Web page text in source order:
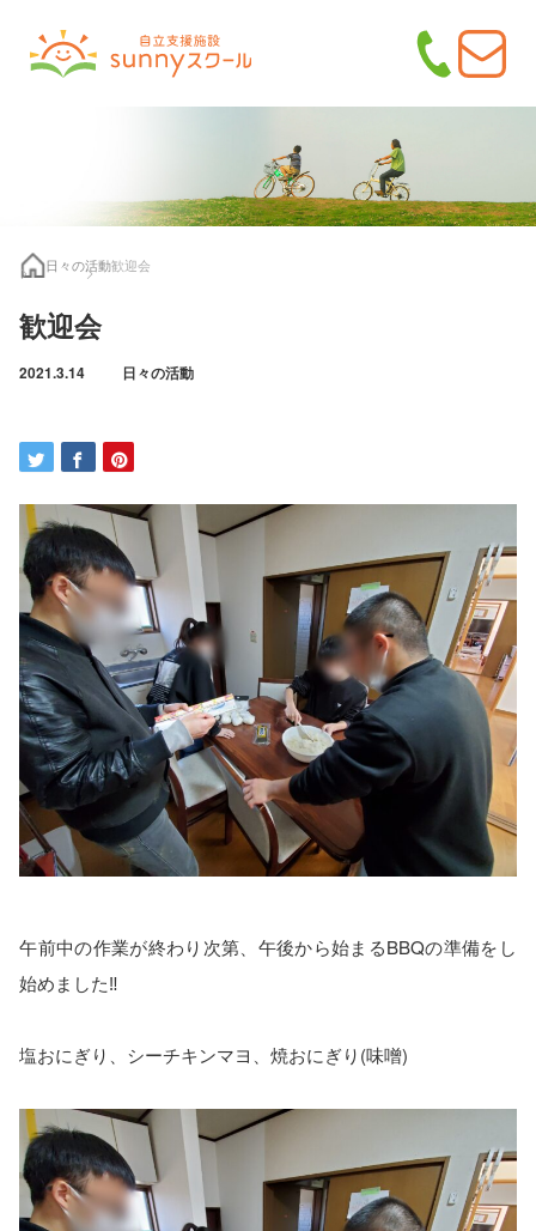
日々の活動歓迎会
歓迎会
2021.3.14 日々の活動
午前中の作業が終わり次第、午後から始まるBBQの準備をし
始めました‼️
塩おにぎり、シーチキンマヨ、焼おにぎり(味噌)